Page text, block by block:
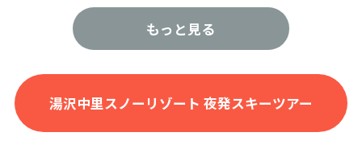
950台 平日 無料 土日祝日 500円
リフト数
6
最長コース
最大傾斜
32度
もっと見る
湯沢中里スノーリゾート 夜発スキーツアー